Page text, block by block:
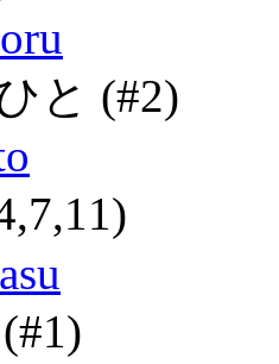
と (#2)
(#1)